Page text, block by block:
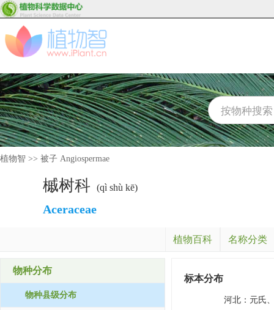
植物智 >> 被子 Angiospermae
槭树科 (qì shù kē)
Aceraceae
植物百科 名称分类
物种分布
物种县级分布
标本分布
河北： 元氏